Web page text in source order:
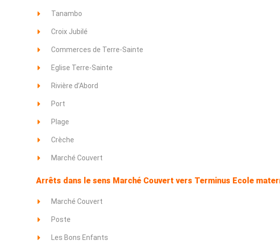
Tanambo
Croix Jubilé
Commerces de Terre-Sainte
Eglise Terre-Sainte
Rivière d’Abord
Port
Plage
Crèche
Marché Couvert
Arrêts dans le sens Marché Couvert vers Terminus Ecole
Marché Couvert
Poste
Les Bons Enfants